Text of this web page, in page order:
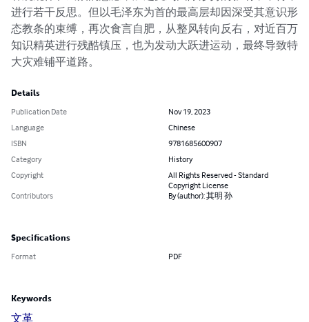
进行若干反思。但以毛泽东为首的最高层却因深受其意识形
态教条的束缚，再次食言自肥，从整风转向反右，对近百万
知识精英进行残酷镇压，也为发动大跃进运动，最终导致特
大灾难铺平道路。
Details
Publication Date
Nov 19, 2023
Language
Chinese
ISBN
9781685600907
Category
History
Copyright
All Rights Reserved - Standard
Copyright License
Contributors
By (author): 其明 孙
Specifications
Format PDF
Keywords
文革